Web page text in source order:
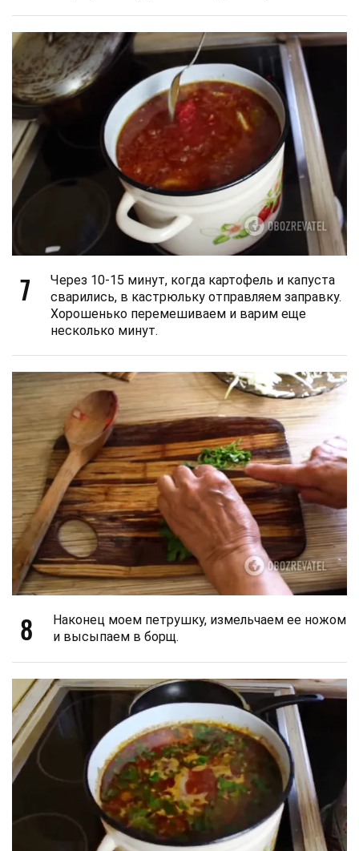
7
Через 10-15 минут, когда картофель и капуста
сварились, в кастрюльку отправляем заправку.
Хорошенько перемешиваем и варим еще
несколько минут.
8
Наконец моем петрушку, измельчаем ее ножом
и высыпаем в борщ.